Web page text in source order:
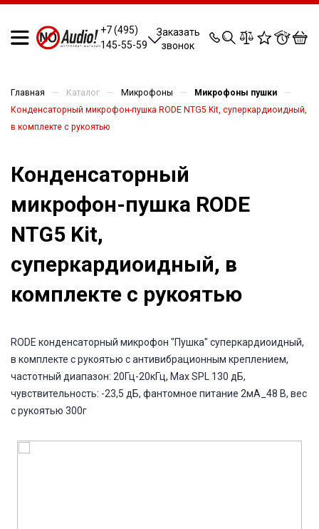
+7 (495)
145-55-59
Заказать
звонок
0 0 0 0
Главная — Каталог — Микрофоны — Микрофоны пушки —
Конденсаторный микрофон-пушка RODE NTG5 Kit, суперкардиоидный,
в комплекте с рукоятью
Конденсаторный
микрофон-пушка RODE
NTG5 Kit,
суперкардиоидный, в
комплекте с рукоятью
RODE конденсаторный микрофон "Пушка" суперкардиоидный,
в комплекте с рукоятью с антивибрационным креплением,
частотный диапазон: 20Гц-20кГц, Max SPL 130 дБ,
чувствительность: -23,5 дБ, фантомное питание 2мА_48 В, вес
с рукоятью 300г